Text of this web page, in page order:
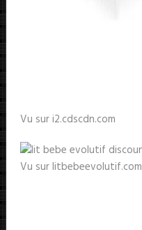
Vu sur i2.cdscdn.com
Vu sur litbebeevolutif.com